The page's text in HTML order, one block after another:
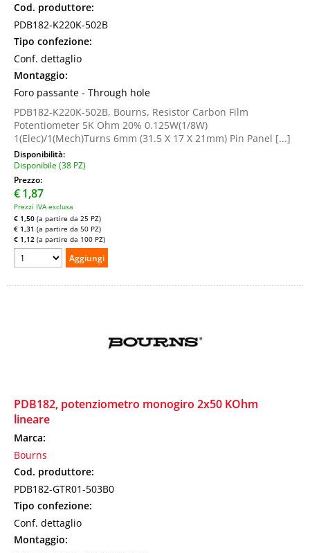
Cod. produttore:
PDB182-K220K-502B
Tipo confezione:
Conf. dettaglio
Montaggio:
Foro passante - Through hole
PDB182-K220K-502B, Bourns, Resistor Carbon Film
Potentiometer 5K Ohm 20% 0.125W(1/8W)
1(Elec)/1(Mech)Turns 6mm (31.5 X 17 X 21mm) Pin Panel [...]
Disponibilità:
Disponibile (38 PZ)
Prezzo:
€1,87
Prezzi IVA esclusa
€ 1,50 (a partire da 25 PZ)
€ 1,31 (a partire da 50 PZ)
€ 1,12 (a partire da 100 PZ)
PDB182, potenziometro monogiro 2x50 KOhm
lineare
Marca:
Bourns
Cod. produttore:
PDB182-GTR01-503B0
Tipo confezione:
Conf. dettaglio
Montaggio: